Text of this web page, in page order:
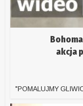
akcja
"POMALUJMY